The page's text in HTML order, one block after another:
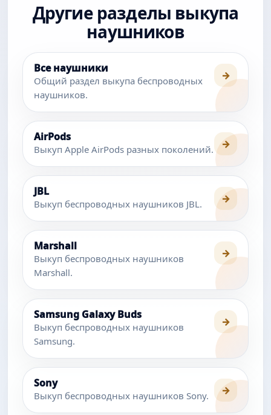
Другие разделы выкупа
наушников
Все наушники
Общий раздел выкупа беспроводных
наушников.
→
AirPods
Выкуп Apple AirPods разных поколений. →
JBL
Выкуп беспроводных наушников JBL. →
Marshall
Выкуп беспроводных наушников
Marshall.
→
Samsung Galaxy Buds
Выкуп беспроводных наушников
Samsung.
→
Sony
Выкуп беспроводных наушников Sony. →